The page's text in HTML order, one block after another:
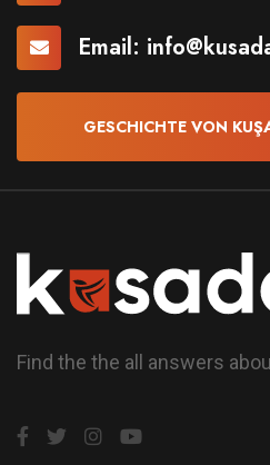
Email:
GESCHICHTE VON
Find the the all answers